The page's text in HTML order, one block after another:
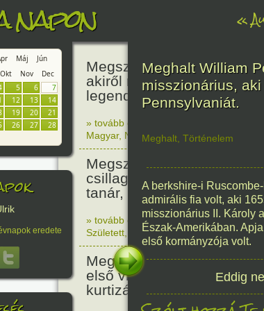
napon «
Máj
Jún
Okt Nov
Dec
5 6
7
12 13
14
19 20
21
26 27
28
eredete
Megszületett Báthori
akiről rémséges és
legendák éltek.
» tovább olvasom
Magyar, Nő Történelem
Megszületett Kondor
csillagász, matematikus,
tanár, akadémikus.
» tovább olvasom|Nincs hozzászólás,
Született
Technika,Magyar
Megszületett Mata Hari, a
első világháborús
kurtizán és kém.
Meghalt William
misszionárius,
Pennsylvaniát.
Meghalt Történelem
A berkshire-i
admirális fia volt, aki
misszionárius II. Károly
Észak-Amerikában.
első kormányzója volt.
Eddig